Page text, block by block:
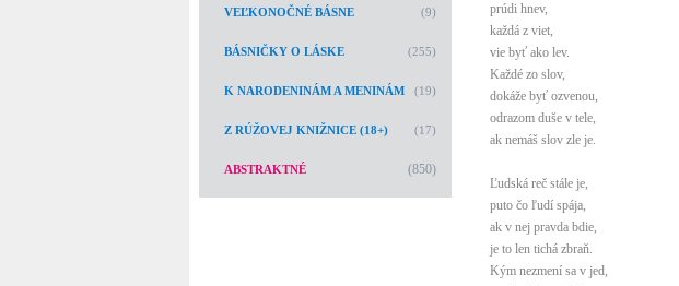
VEĽKONOČNÉ BÁSNE (9)
BÁSNIČKY O LÁSKE (255)
K NARODENINÁM A MENINÁM (19)
Z RÚŽOVEJ KNIŽNICE (18+) (17)
ABSTRAKTNÉ (850)
prúdi hnev,
každá z viet,
vie byť ako lev.
Každé zo slov,
dokáže byť ozvenou,
odrazom duše v tele,
ak nemáš slov zle je.
Ľudská reč stále je,
puto čo ľudí spája,
ak v nej pravda bdie,
je to len tichá zbraň.
Kým nezmení sa v jed,